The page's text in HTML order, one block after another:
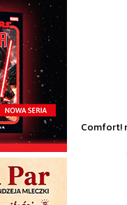
Comfort!